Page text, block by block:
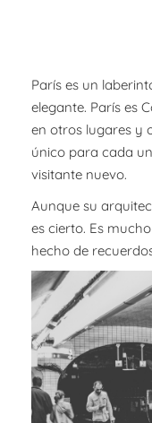
París es un
elegante. París es
en otros lugares y
único para cada
visitante nuevo.
Aunque su
es cierto. Es
hecho de